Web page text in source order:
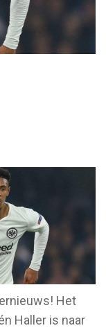
Het
Haller is naar